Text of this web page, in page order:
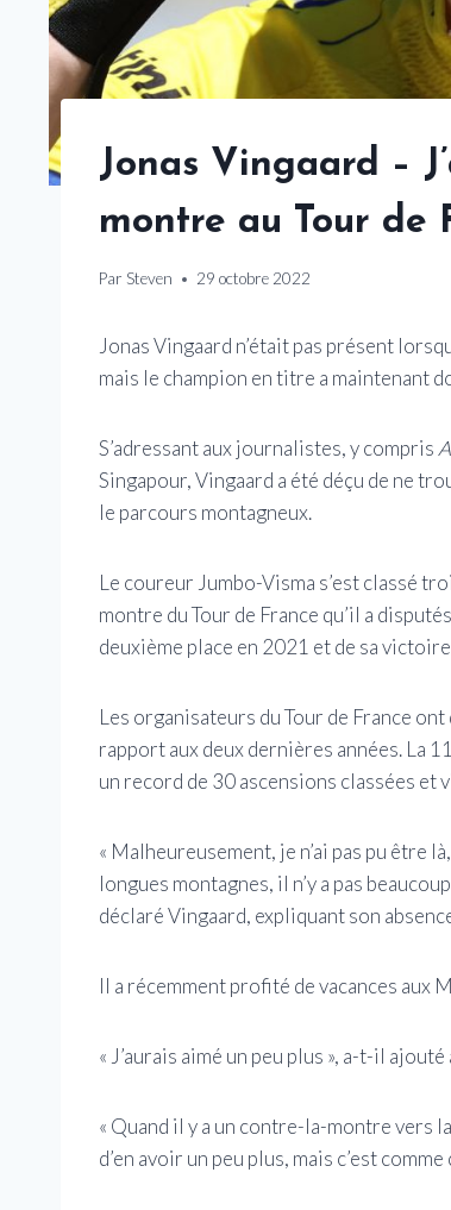
Jonas Vingaard –
montre au Tour de
Par Steven 29 octobre 2022
Jonas Vingaard n’était pas présent
mais le champion en titre a maintenant
S’adressant aux journalistes, y compris
Singapour, Vingaard a été déçu de ne
le parcours montagneux.
Le coureur Jumbo-Visma s’est classé
montre du Tour de France qu’il a
deuxième place en 2021 et de sa
Les organisateurs du Tour de France
rapport aux deux dernières années. La
un record de 30 ascensions classées et
« Malheureusement, je n’ai pas pu être
longues montagnes, il n’y a pas
déclaré Vingaard, expliquant son
Il a récemment profité de vacances aux
« J’aurais aimé un peu plus », a-t-il
« Quand il y a un contre-la-montre vers
d’en avoir un peu plus, mais c’est